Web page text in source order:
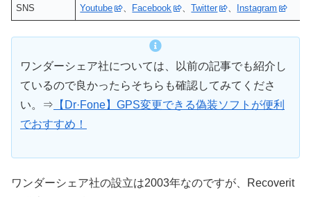
SNS Youtube 、 Facebook 、Twitter 、 Instagram
ワンダーシェア社については、以前の記事でも紹介し
ているので良かったらそちらも確認してみてくださ
い。⇒ 【Dr·Fone】GPS変更できる偽装ソフトが便利
でおすすめ！
ワンダーシェア社の設立は2003年なのですが、Recoverit